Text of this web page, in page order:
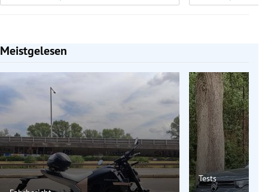
Meistgelesen
Slide 1 von 7
Tests